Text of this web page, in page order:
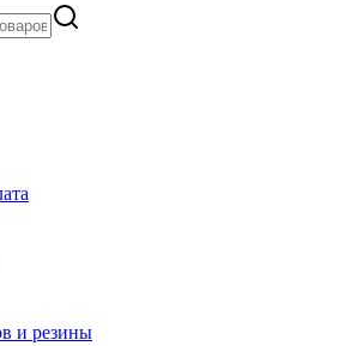
и резины